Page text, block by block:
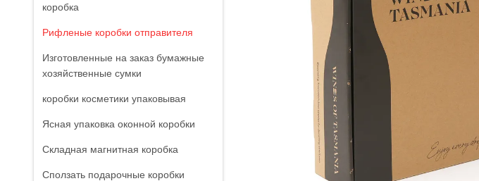
коробка
Рифленые коробки отправителя
Изготовленные на заказ бумажные
хозяйственные сумки
коробки косметики упаковывая
Ясная упаковка оконной коробки
Складная магнитная коробка
Сползать подарочные коробки